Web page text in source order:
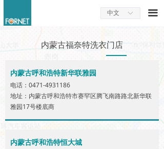
ꀅ
中文 끀
内蒙古福奈特洗衣门店
内蒙古呼和浩特新华联雅园
电话：0471-4931186
地址：内蒙古呼和浩特市赛罕区腾飞南路路北新华联
雅园17号楼底商
内蒙古呼和浩特恒大城